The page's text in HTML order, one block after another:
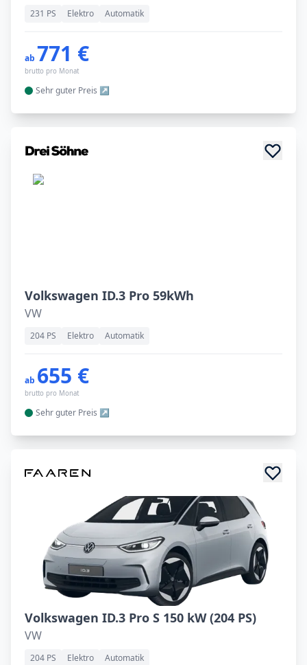
231 PS Elektro Automatik
ab 771 €
brutto pro Monat
Sehr guter Preis
Volkswagen ID.3 Pro 59kWh
VW
204 PS Elektro Automatik
ab 655 €
brutto pro Monat
Sehr guter Preis
Volkswagen ID.3 Pro S 150 kW (204 PS)
VW
204 PS Elektro Automatik